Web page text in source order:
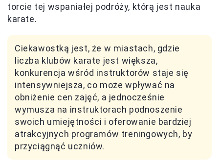
torcie tej wspaniałej podróży, którą jest nauka
karate.
Ciekawostką jest, że w miastach, gdzie
liczba klubów karate jest większa,
konkurencja wśród instruktorów staje się
intensywniejsza, co może wpływać na
obniżenie cen zajęć, a jednocześnie
wymusza na instruktorach podnoszenie
swoich umiejętności i oferowanie bardziej
atrakcyjnych programów treningowych, by
przyciągnąć uczniów.